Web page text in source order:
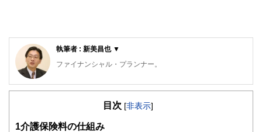
執筆者 : 新美昌也 ▼
ファイナンシャル・プランナー。
ライフプラン・キャッシュフロー分析に基づいた家計相談を
が多い。教育資金、住宅購入、年金、資産運用、保険、離婚
ている。教育資金をテーマにした講演は延べ800校以上の高
目次 [非表示]
1介護保険料の仕組み